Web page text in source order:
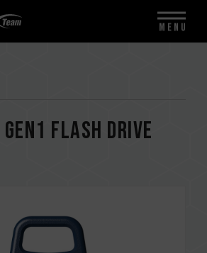
FLASH DRIVE
MENU